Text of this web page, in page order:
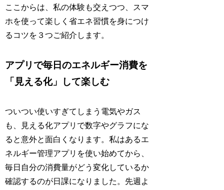
ここからは、私の体験も交えつつ、スマ
ホを使って楽しく省エネ習慣を身につけ
るコツを３つご紹介します。
アプリで毎日のエネルギー消費を
「見える化」して楽しむ
ついつい使いすぎてしまう電気やガス
も、見える化アプリで数字やグラフにな
ると意外と面白くなります。私はあるエ
ネルギー管理アプリを使い始めてから、
毎日自分の消費量がどう変化しているか
確認するのが日課になりました。先週よ